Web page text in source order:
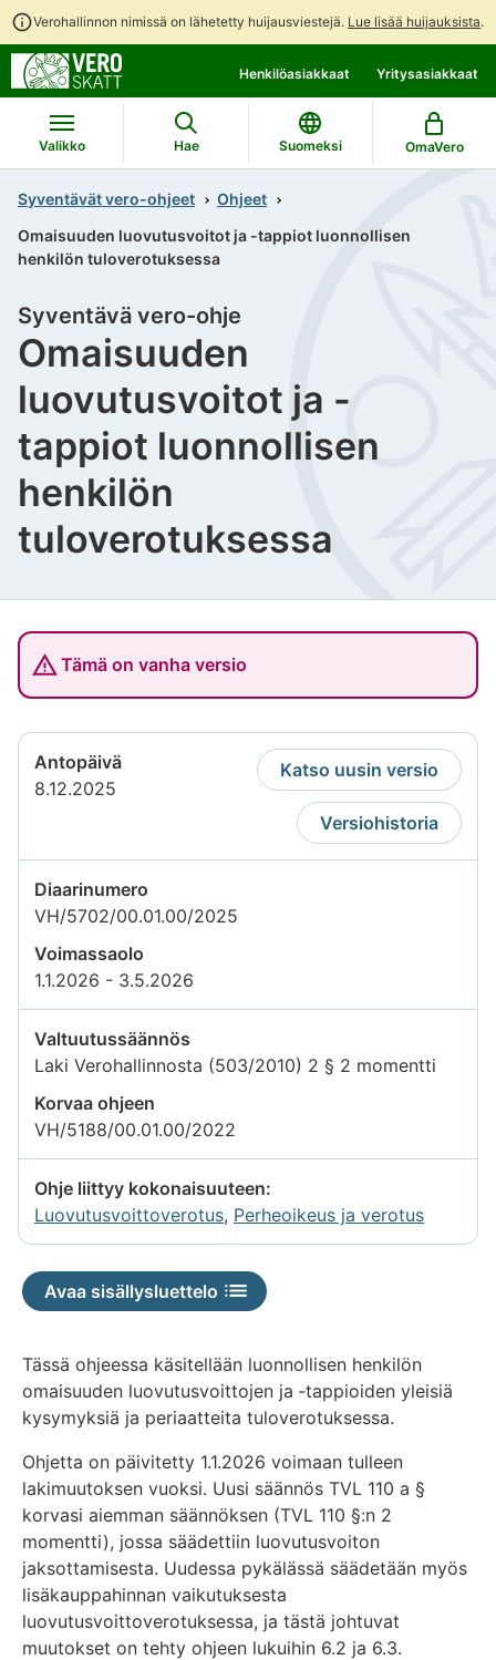
Verohallinnon nimissä on lähetetty huijausviestejä. Lue lisää huijauksista.
suoraan
sisältöön
koko
sivuston
hakuun
Henkilöasiakkaat Yritysasiakkaat
Valikko Hae Suomeksi OmaVero
Syventävät vero-ohjeet
Ohjeet
Omaisuuden luovutusvoitot ja -tappiot luonnollisen
henkilön tuloverotuksessa
Omaisuuden
luovutusvoitot ja -
tappiot luonnollisen
henkilön
tuloverotuksessa
Syventävä vero-ohje
Tämä on vanha versio
Antopäivä
8.12.2025
Katso uusin versio
Versiohistoria
Diaarinumero
VH/5702/00.01.00/2025
Voimassaolo
1.1.2026 - 3.5.2026
Valtuutussäännös
Laki Verohallinnosta (503/2010) 2 § 2 momentti
Korvaa ohjeen
VH/5188/00.01.00/2022
Ohje liittyy kokonaisuuteen:
Luovutusvoittoverotus, Perheoikeus ja verotus
Avaa sisällysluettelo
Tässä ohjeessa käsitellään luonnollisen henkilön
omaisuuden luovutusvoittojen ja ‑tappioiden yleisiä
kysymyksiä ja periaatteita tuloverotuksessa.
Ohjetta on päivitetty 1.1.2026 voimaan tulleen
lakimuutoksen vuoksi. Uusi säännös TVL 110 a §
korvasi aiemman säännöksen (TVL 110 §:n 2
momentti), jossa säädettiin luovutusvoiton
jaksottamisesta. Uudessa pykälässä säädetään myös
lisäkauppahinnan vaikutuksesta
luovutusvoittoverotuksessa, ja tästä johtuvat
muutokset on tehty ohjeen lukuihin 6.2 ja 6.3.